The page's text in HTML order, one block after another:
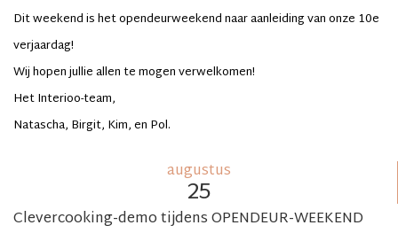
Dit weekend is het opendeurweekend naar aanleiding van onze 10e
verjaardag!
Wij hopen jullie allen te mogen verwelkomen!
Het Interioo-team,
Natascha, Birgit, Kim, en Pol.
augustus
25
Clevercooking-demo tijdens OPENDEUR-WEEKEND